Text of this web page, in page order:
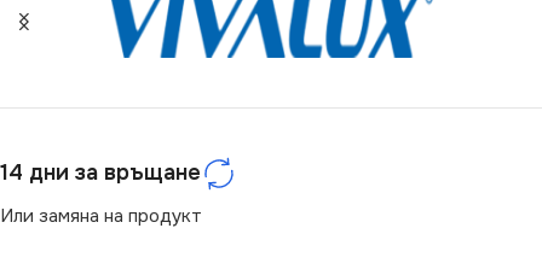
Бял
МОЩНОСТ (W) 2.5
СВЕТЛИНЕН ПОТОК
(LM)
14 дни за връщане
Или замяна на продукт